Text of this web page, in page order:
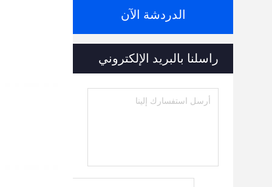
الدردشة الآن
راسلنا بالبريد الإلكتروني